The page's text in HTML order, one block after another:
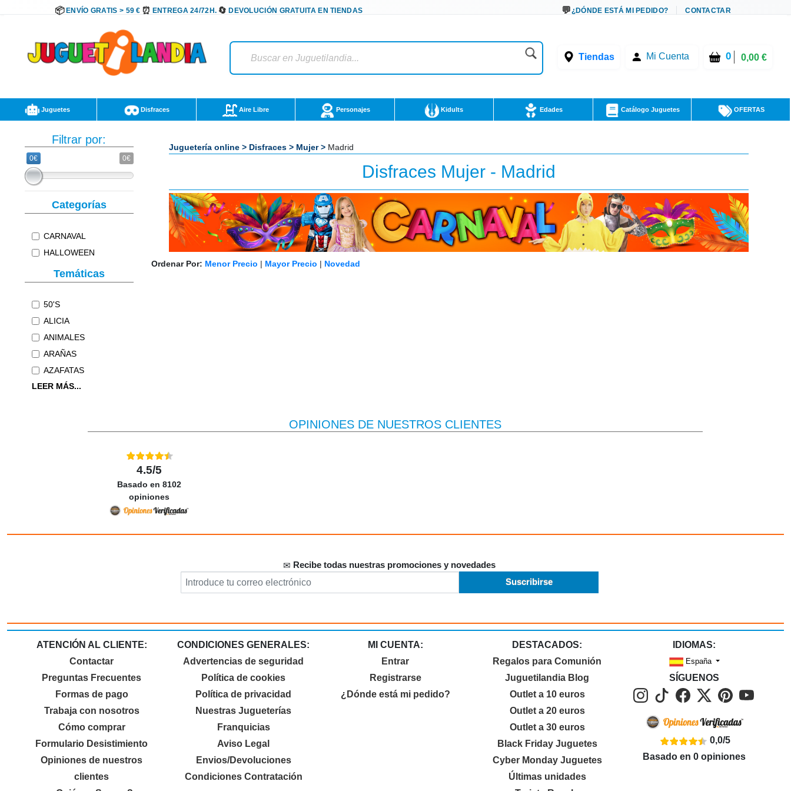
ENVÍO GRATIS > 59 € ENTREGA 24/72H. DEVOLUCIÓN GRATUITA EN TIENDAS ¿DÓNDE ESTÁ MI PEDIDO? CONTACTAR
Tiendas Mi Cuenta 0 0,00 €
Juguetes Disfraces Aire Libre Personajes Kidults Edades Catálogo Juguetes OFERTAS
Filtrar por:
0€
0€
Categorías
CARNAVAL
HALLOWEEN
Temáticas
50'S
ALICIA
ANIMALES
ARAÑAS
AZAFATAS
LEER MÁS...
Juguetería online> Disfraces> Mujer > Madrid
Disfraces Mujer - Madrid
Ordenar Por: Menor Precio | Mayor Precio | Novedad
OPINIONES DE NUESTROS CLIENTES
4.5/5
Basado en 8102
opiniones
Recibe todas nuestras promociones y novedades
ATENCIÓN AL CLIENTE:
Contactar
Preguntas Frecuentes
Formas de pago
Trabaja con nosotros
Cómo comprar
Formulario Desistimiento
Opiniones de nuestros
clientes
CONDICIONES GENERALES:
Advertencias de seguridad
Política de cookies
Política de privacidad
Nuestras Jugueterías
Franquicias
Aviso Legal
Envios/Devoluciones
Condiciones Contratación
MI CUENTA:
Entrar
Registrarse
¿Dónde está mi pedido?
DESTACADOS:
Regalos para Comunión
Juguetilandia Blog
Outlet a 10 euros
Outlet a 20 euros
Outlet a 30 euros
Black Friday Juguetes
Cyber Monday Juguetes
Últimas unidades
IDIOMAS:
España
SÍGUENOS
0,0/5
Basado en0 opiniones